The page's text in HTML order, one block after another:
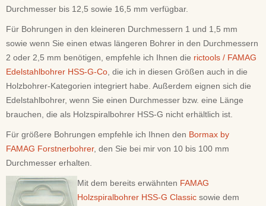
Durchmesser bis 12,5 sowie 16,5 mm verfügbar.
Für Bohrungen in den kleineren Durchmessern 1 und 1,5 mm
sowie wenn Sie einen etwas längeren Bohrer in den Durchmessern
2 oder 2,5 mm benötigen, empfehle ich Ihnen die rictools / FAMAG
Edelstahlbohrer HSS-G-Co , die ich in diesen Größen auch in die
Holzbohrer-Kategorien integriert habe. Außerdem eignen sich die
Edelstahlbohrer, wenn Sie einen Durchmesser bzw. eine Länge
brauchen, die als Holzspiralbohrer HSS-G nicht erhältlich ist.
Für größere Bohrungen empfehle ich Ihnen den Bormax by
FAMAG Forstnerbohrer, den Sie bei mir von 10 bis 100 mm
Durchmesser erhalten.
Mit dem bereits erwähnten FAMAG
Holzspiralbohrer HSS-G Classic sowie dem